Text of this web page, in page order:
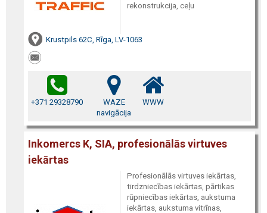
rekonstrukcija, ceļu
Krustpils 62C, Rīga, LV-1063
+371 29328790
WAZE
navigācija
WWW
Inkomercs K, SIA, profesionālās virtuves
iekārtas
Profesionālās virtuves iekārtas,
tirdzniecības iekārtas, pārtikas
rūpniecības iekārtas, aukstuma
iekārtas, aukstuma vitrīnas,